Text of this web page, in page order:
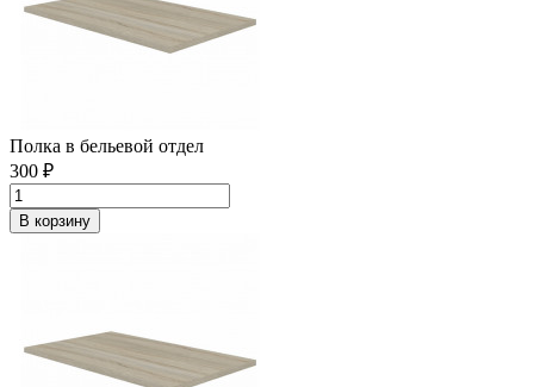
Полка в бельевой отдел
300 ₽
В корзину